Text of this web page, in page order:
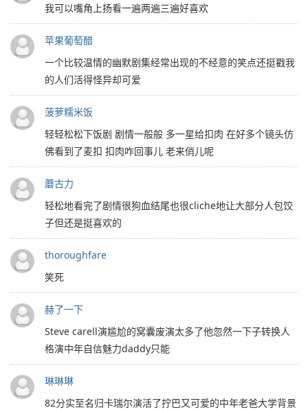
我可以嘴角上扬看一遍两遍三遍好喜欢
苹果葡萄醋
一个比较温情的幽默剧集经常出现的不经意的笑点还挺戳我
的人们活得怪异却可爱
菠萝糯米饭
轻轻松松下饭剧 剧情一般般 多一星给扣肉 在好多个镜头仿
佛看到了麦扣 扣肉咋回事儿 老来俏儿呢
蘑古力
轻松地看完了剧情很狗血结尾也很cliche地让大部分人包饺
子但还是挺喜欢的
thoroughfare
笑死
赫了一下
Steve carell演尴尬的窝囊废演太多了他忽然一下子转换人
格演中年自信魅力daddy只能
琳琳琳
82分实至名归卡瑞尔演活了拧巴又可爱的中年老爸大学背景